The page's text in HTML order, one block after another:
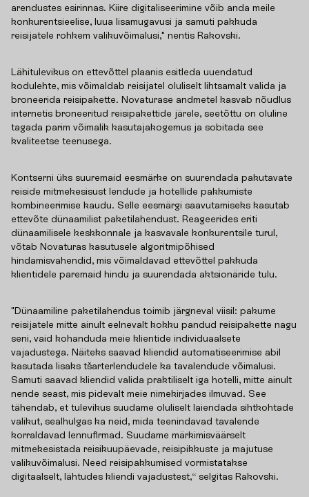
arendustes esirinnas. Kiire digitaliseerimine võib anda meile
konkurentsieelise, luua lisamugavusi ja samuti pakkuda
reisijatele rohkem valikuvõimalusi," nentis Rakovski.
Lähitulevikus on ettevõttel plaanis esitleda uuendatud
kodulehte, mis võimaldab reisijatel oluliselt lihtsamalt valida ja
broneerida reisipakette. Novaturase andmetel kasvab nõudlus
internetis broneeritud reisipakettide järele, seetõttu on oluline
tagada parim võimalik kasutajakogemus ja sobitada see
kvaliteetse teenusega.
Kontserni üks suuremaid eesmärke on suurendada pakutavate
reiside mitmekesisust lendude ja hotellide pakkumiste
kombineerimise kaudu. Selle eesmärgi saavutamiseks kasutab
ettevõte dünaamilist paketilahendust. Reageerides eriti
dünaamilisele keskkonnale ja kasvavale konkurentsile turul,
võtab Novaturas kasutusele algoritmipõhised
hindamisvahendid, mis võimaldavad ettevõttel pakkuda
klientidele paremaid hindu ja suurendada aktsionäride tulu.
"Dünaamiline paketilahendus toimib järgneval viisil: pakume
reisijatele mitte ainult eelnevalt kokku pandud reisipakette nagu
seni, vaid kohanduda meie klientide individuaalsete
vajadustega. Näiteks saavad kliendid automatiseerimise abil
kasutada lisaks tšarterlendudele ka tavalendude võimalusi.
Samuti saavad kliendid valida praktiliselt iga hotelli, mitte ainult
nende seast, mis pidevalt meie nimekirjades ilmuvad. See
tähendab, et tulevikus suudame oluliselt laiendada sihtkohtade
valikut, sealhulgas ka neid, mida teenindavad tavalende
korraldavad lennufirmad. Suudame märkimisväärselt
mitmekesistada reisikuupäevade, reisipikkuste ja majutuse
valikuvõimalusi. Need reisipakkumised vormistatakse
digitaalselt, lähtudes kliendi vajadustest,“ selgitas Rakovski.